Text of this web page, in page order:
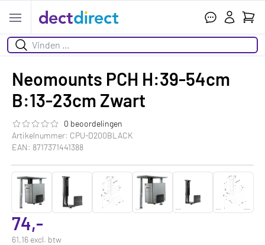
Open menu
Zoeken
Neomounts PCH H:39-54cm
B:13-23cm Zwart
De beoordeling van dit product is
0 beoordelingen
Artikelnummer: CPU-D200BLACK
EAN: 8717371441388
74,-
61,16 excl. btw